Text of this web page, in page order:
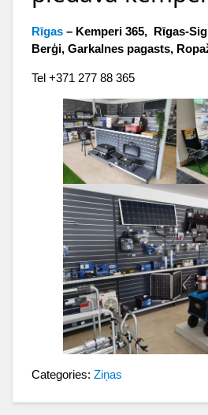
Rīgas – Kemperi 365, Rīgas-
Berģi, Garkalnes pagasts,
Tel +371 277 88 365
Categories: Ziņas